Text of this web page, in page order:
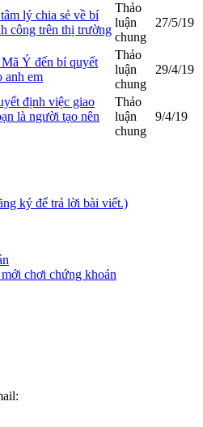
lý chia sẻ về bí
công trên thị trường
Thảo
luận
chung
27/5/19
Ý đến bí quyết
anh em
Thảo
luận
chung
29/4/19
định việc giao
là người tạo nên
Thảo
luận
chung
9/4/19
ký để trả lời bài viết.)
chơi chứng khoán